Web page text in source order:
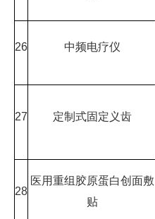
26 中频电疗仪
27 定制式固定义齿
28
医用重组胶原蛋白创面敷
贴